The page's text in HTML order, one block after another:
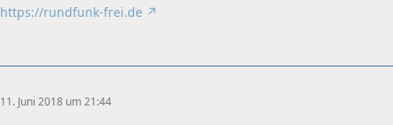
https://rundfunk-frei.de
11. Juni 2018 um 21:44